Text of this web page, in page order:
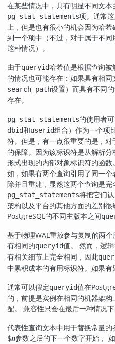
在某些情况中，具有明显不同文
pg_stat_statements项。通常
上，但是也有很小的机会因为哈
到一个项中（不过，对于属于不
这种情况）。
由于queryid哈希值是根据查询
的情况也可能存在：如果具有相
search_path设置）而具有不同
存在。
pg_stat_statements的使用者
dbid和userid组合）作为一个项
符。但是，有一点很重要的是，对
的保障。因为该标识符是从解析
形式出现的内部对象标识符的函
如，如果有两个查询引用了同一
除并且重建，显然这两个查询是完
pg_stat_statements将把它们
架构以及平台的其他方面的差别
PostgreSQL 的不同主版本之间
基于物理WAL重放参与复制的两
有相同的queryid值。 然而，逻
有相关细节上完全相同，因此
中累积成本的有用标识符。如果有
通常可以假定queryid值在
的，前提是实例在相同的机器架
配。 兼容性只会在最后一种情况下
代表性查询文本中用于替换常量
$n参数之后的下一个数字开始，